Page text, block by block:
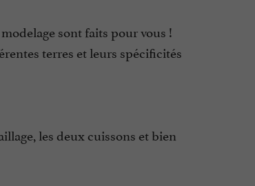
sont faits pour vous !
terres et leurs spécificités
les deux cuissons et bien